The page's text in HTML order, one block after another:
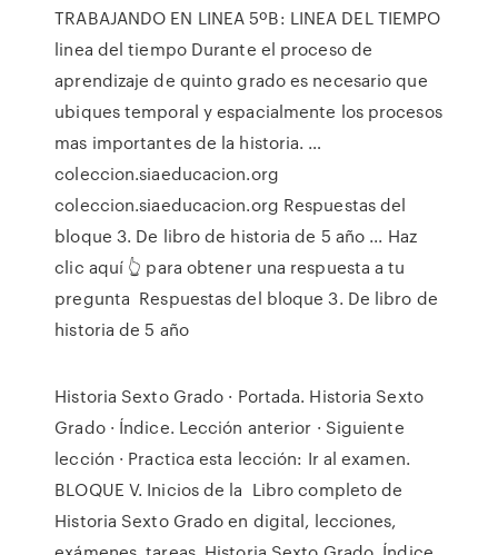
TRABAJANDO EN LINEA 5ºB: LINEA DEL TIEMPO
linea del tiempo Durante el proceso de
aprendizaje de quinto grado es necesario que
ubiques temporal y espacialmente los procesos
mas importantes de la historia. …
coleccion.siaeducacion.org
coleccion.siaeducacion.org Respuestas del
bloque 3. De libro de historia de 5 año ... Haz
clic aquí 👆 para obtener una respuesta a tu
pregunta ️ Respuestas del bloque 3. De libro de
historia de 5 año
Historia Sexto Grado · Portada. Historia Sexto
Grado · Índice. Lección anterior · Siguiente
lección · Practica esta lección: Ir al examen.
BLOQUE V. Inicios de la Libro completo de
Historia Sexto Grado en digital, lecciones,